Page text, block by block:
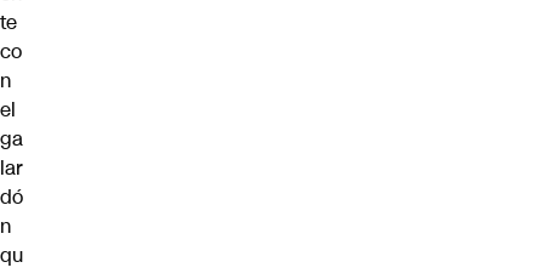
te
co
n
el
ga
lar
dó
n
qu